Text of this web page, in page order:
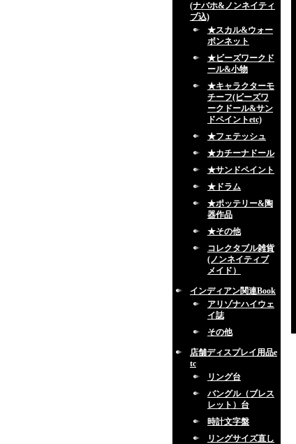
(ナバホ&ノンネイティ
ブ込)
★スカル&ウォー
ボンネット
★ビーズワークド
ール&小物
★キャラクターモ
チーフ(ビーズワ
ークドール&サン
ドペイントetc)
★フェテッシュ
★カチーナドール
★サンドペイント
★ドラム
★ポッテリー&陶
器作品
★その他
コレクタブル雑貨
(ノンネイティブ
メイド）
インディアン関連Book
アリゾナハイウェ
イ誌
その他
店舗ディスプレイ用品e
tc
リング台
バングル（ブレス
レット）台
時計文字盤
リングサイズ直し